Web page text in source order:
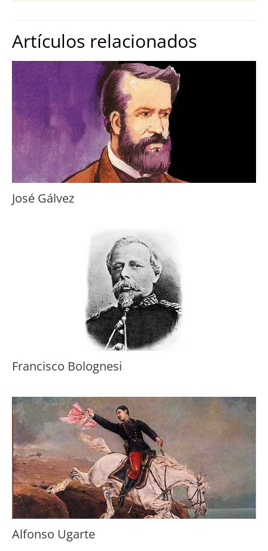
Artículos relacionados
José Gálvez
Francisco Bolognesi
Alfonso Ugarte